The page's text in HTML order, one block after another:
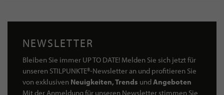
NEWSLETTER
Bleiben Sie immer UP TO DATE! Melden Sie sich jetzt für
unseren STILPUNKTE®-Newsletter an und profitieren Sie
von exklusiven Neuigkeiten, Trends undAngeboten
Mit der Anmeldung für unseren Newsletter stimmen Sie